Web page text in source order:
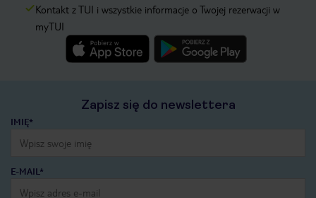
Kontakt z TUI i wszystkie informacje o Twojej rezerwacji w
myTUI
Zapisz się do newslettera
IMIĘ*
E-MAIL*